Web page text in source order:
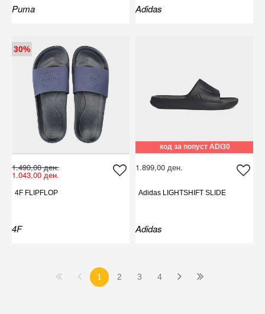
Puma Adidas
30%
1.490,00 ден.
1.043,00 ден.
4F FLIPFLOP
4F
код за попуст ADI30
1.899,00 ден.
Adidas LIGHTSHIFT SLIDE
Adidas
1 2 3 4